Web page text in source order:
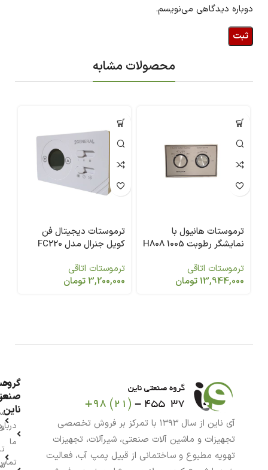
دوباره دیدگاهی می‌نویسم.
محصولات مشابه
ترموستات هانیول با
نمایشگر رطوبت 1005 H808
ترموستات اتاقی
13,944,000تومان
ترموستات دیجیتال فن
کویل جنرال مدل FC220
ترموستات اتاقی
3,200,000تومان
آی ناین از سال ۱۳۹۳ با تمرکز بر فروش تخصصی
تجهیزات و ماشین آلات صنعتی، شیرآلات، تجهیزات
تهویه مطبوع و ساختمانی از قبیل پمپ آب، فعالیت
گروه
ناین
ما